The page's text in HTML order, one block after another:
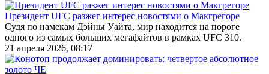
Президент UFC разжег интерес новостями о Макгрегоре
Судя по намекам Дэйны Уайта, мир находится на пороге
одного из самых больших мегафайтов в рамках UFC 310.
21 апреля 2026, 08:17